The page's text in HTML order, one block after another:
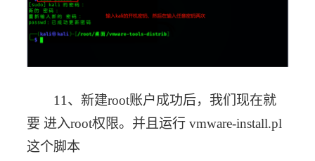
11、新建root账户成功后，我们现在就
要 进入root权限。并且运行 vmware-install.pl
这个脚本